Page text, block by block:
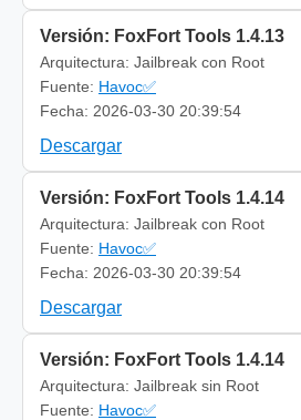
Versión: FoxFort Tools 1.4.13
Arquitectura: Jailbreak con Root
Fuente: Havoc✅
Fecha: 2026-03-30 20:39:54
Descargar
Versión: FoxFort Tools 1.4.14
Arquitectura: Jailbreak con Root
Fuente: Havoc✅
Fecha: 2026-03-30 20:39:54
Descargar
Versión: FoxFort Tools 1.4.14
Arquitectura: Jailbreak sin Root
Fuente: Havoc✅